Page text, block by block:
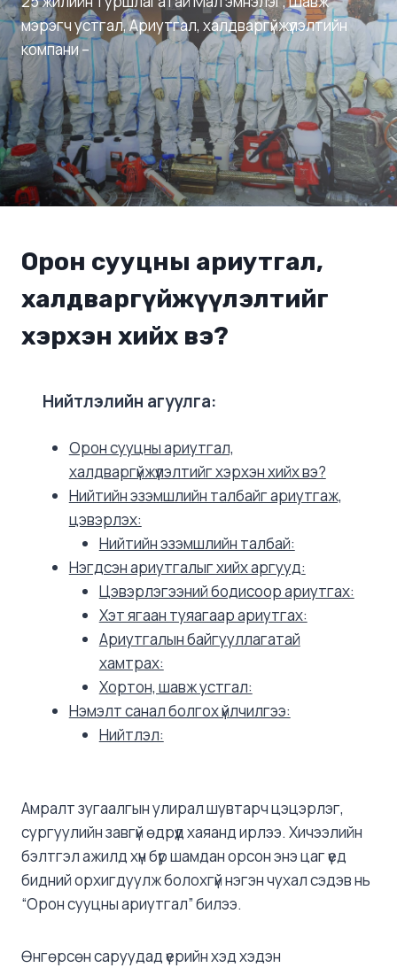
мэрэгч устгал, Ариутгал, халдваргүйжүүлэлтийн
компани –
Орон сууцны ариутгал,
халдваргүйжүүлэлтийг
хэрхэн хийх вэ?
Нийтлэлийн агуулга:
Орон сууцны ариутгал,
халдваргүйжүүлэлтийг хэрхэн хийх вэ?
Нийтийн эзэмшлийн талбайг ариутгаж,
цэвэрлэх:
Нийтийн эзэмшлийн талбай:
Нэгдсэн ариутгалыг хийх аргууд:
Цэвэрлэгээний бодисоор ариутгах:
Хэт ягаан туяагаар ариутгах:
Ариутгалын байгууллагатай
хамтрах:
Хортон, шавж устгал:
Нэмэлт санал болгох үйлчилгээ:
Нийтлэл:
Амралт зугаалгын улирал шувтарч цэцэрлэг,
сургуулийн завгүй өдрүүд хаяанд ирлээ. Хичээлийн
бэлтгэл ажилд хүн бүр шамдан орсон энэ цаг үед
бидний орхигдуулж болохгүй нэгэн чухал сэдэв нь
“Орон сууцны ариутгал” билээ.
Өнгөрсөн саруудад үерийн хэд хэдэн